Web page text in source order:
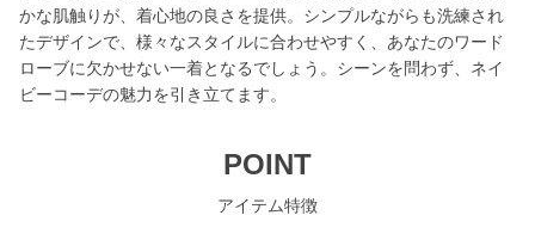
かな肌触りが、着心地の良さを提供。シンプルながらも洗練され
たデザインで、様々なスタイルに合わせやすく、あなたのワード
ローブに欠かせない一着となるでしょう。シーンを問わず、ネイ
ビーコーデの魅力を引き立てます。
POINT
アイテム特徴